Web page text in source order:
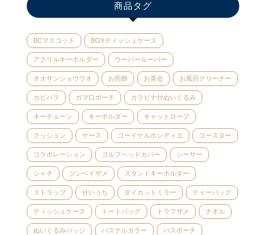
商品タグ
BCマスコット BOXティッシュケース
アクリルキーホルダー ウーパールーパー
オオサンショウウオ お煎餅 お茶会 お風呂クリーナー
カピバラ ガマ口ポーチ カラビナ付ぬいぐるみ
キーチェーン キーホルダー キャットローフ
クッション ケース コーイケルホンディエ コースター
コラボレーション ゴルフヘッドカバー シーサー
シャチ ジンベイザメ スタンドキーホルダー
ストラップ せいうち ダイカットミラー ティーバッグ
ティッシュケース トートバッグ トラフザメ ナオル
ぬいぐるみバッジ パステルカラー パスポーチ